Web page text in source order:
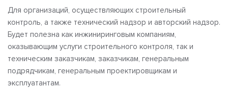
Для организаций, осуществляющих строительный
контроль, а также технический надзор и авторский надзор.
Будет полезна как инжиниринговым компаниям,
оказывающим услуги строительного контроля, так и
техническим заказчикам, заказчикам, генеральным
подрядчикам, генеральным проектировщикам и
эксплуатантам.